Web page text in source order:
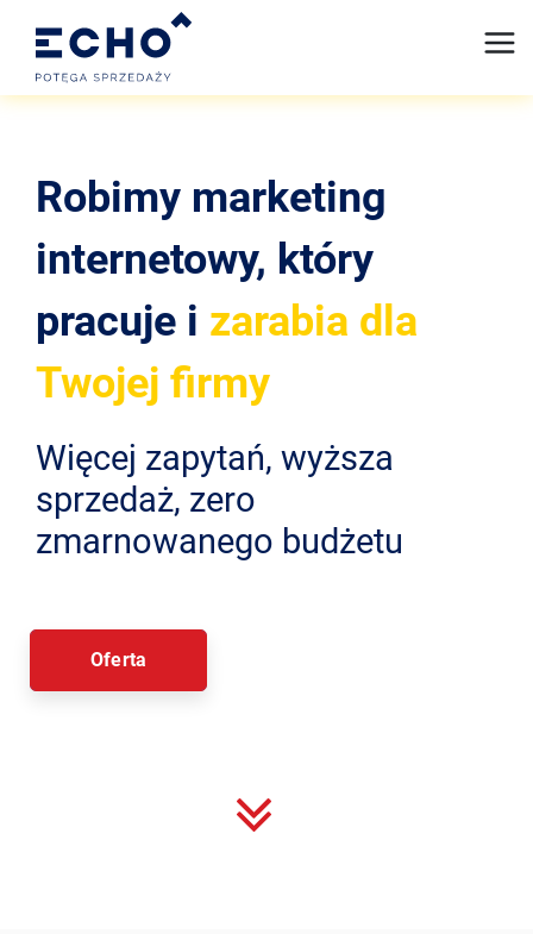
Robimy marketing
internetowy, który
pracuje i zarabia dla
Twojej firmy
Więcej zapytań, wyższa
sprzedaż, zero
zmarnowanego budżetu
Oferta